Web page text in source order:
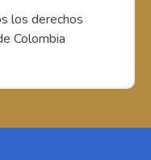
los derechos
Colombia